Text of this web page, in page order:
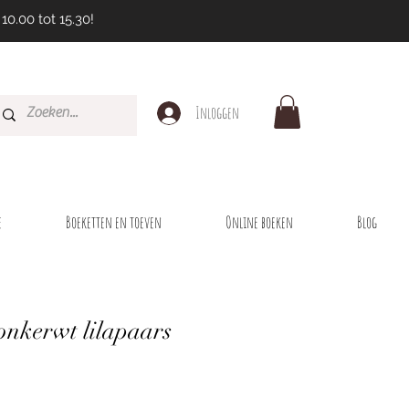
tot 15.30!
Inloggen
lilapaars
Boeketten en toeven Online boeken Blog